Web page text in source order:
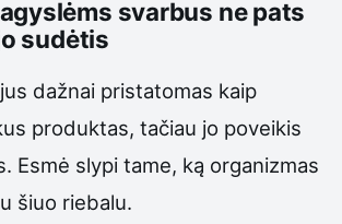
svarbus ne pats
sudėtis
dažnai pristatomas kaip
produktas, tačiau jo poveikis
Esmė slypi tame, ką organizmas
šiuo riebalu.